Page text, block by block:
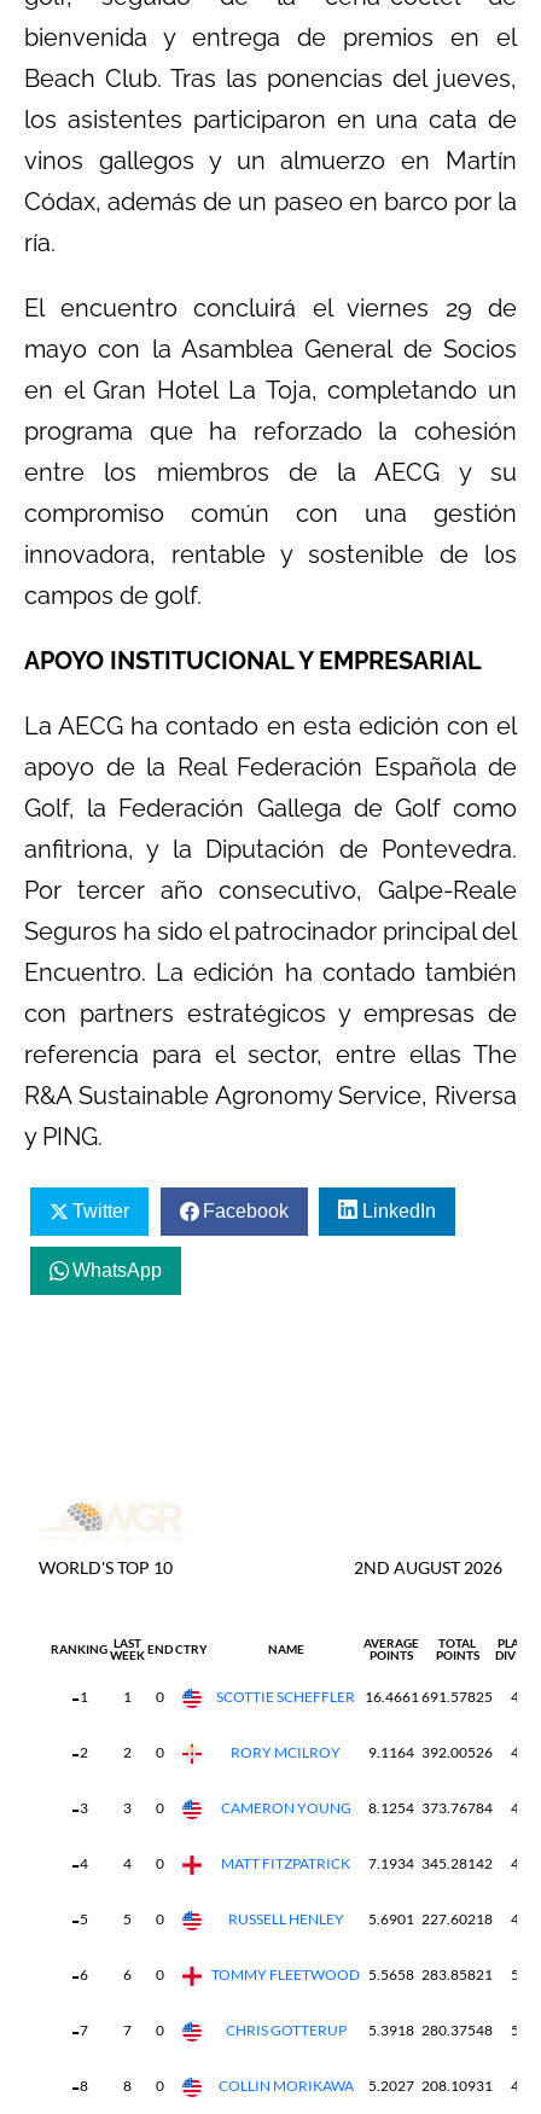
bienvenida y entrega de premios en el
Beach Club. Tras las ponencias del jueves,
los asistentes participaron en una cata de
vinos gallegos y un almuerzo en Martín
Códax, además de un paseo en barco por la
ría.
El encuentro concluirá el viernes 29 de
mayo con la Asamblea General de Socios
en el Gran Hotel La Toja, completando un
programa que ha reforzado la cohesión
entre los miembros de la AECG y su
compromiso común con una gestión
innovadora, rentable y sostenible de los
campos de golf.
APOYO INSTITUCIONAL Y EMPRESARIAL
La AECG ha contado en esta edición con el
apoyo de la Real Federación Española de
Golf, la Federación Gallega de Golf como
anfitriona, y la Diputación de Pontevedra.
Por tercer año consecutivo, Galpe-Reale
Seguros ha sido el patrocinador principal del
Encuentro. La edición ha contado también
con partners estratégicos y empresas de
referencia para el sector, entre ellas The
R&A Sustainable Agronomy Service, Riversa
y PING.
Twitter Facebook LinkedIn
WhatsApp